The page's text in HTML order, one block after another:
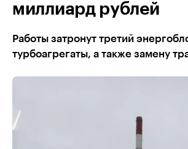
миллиард рублей
Работы затронут третий
турбоагрегаты, а также замену